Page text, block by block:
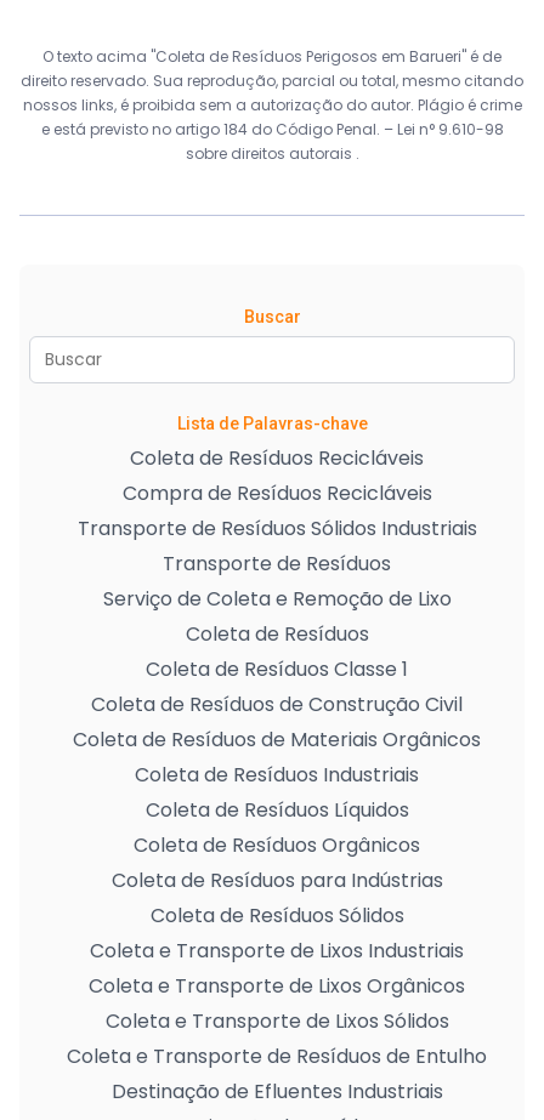
O texto acima "Coleta de Resíduos Perigosos em Barueri" é de
direito reservado. Sua reprodução, parcial ou total, mesmo citando
nossos links, é proibida sem a autorização do autor. Plágio é crime
e está previsto no artigo 184 do Código Penal. – Lei n° 9.610-98
sobre direitos autorais .
Buscar
Lista de Palavras-chave
Coleta de Resíduos Recicláveis
Compra de Resíduos Recicláveis
Transporte de Resíduos Sólidos Industriais
Transporte de Resíduos
Serviço de Coleta e Remoção de Lixo
Coleta de Resíduos
Coleta de Resíduos Classe 1
Coleta de Resíduos de Construção Civil
Coleta de Resíduos de Materiais Orgânicos
Coleta de Resíduos Industriais
Coleta de Resíduos Líquidos
Coleta de Resíduos Orgânicos
Coleta de Resíduos para Indústrias
Coleta de Resíduos Sólidos
Coleta e Transporte de Lixos Industriais
Coleta e Transporte de Lixos Orgânicos
Coleta e Transporte de Lixos Sólidos
Coleta e Transporte de Resíduos de Entulho
Destinação de Efluentes Industriais